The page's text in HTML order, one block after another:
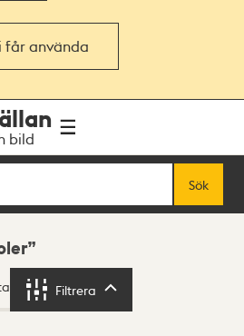
får använda
bild
Sök
Filtrera